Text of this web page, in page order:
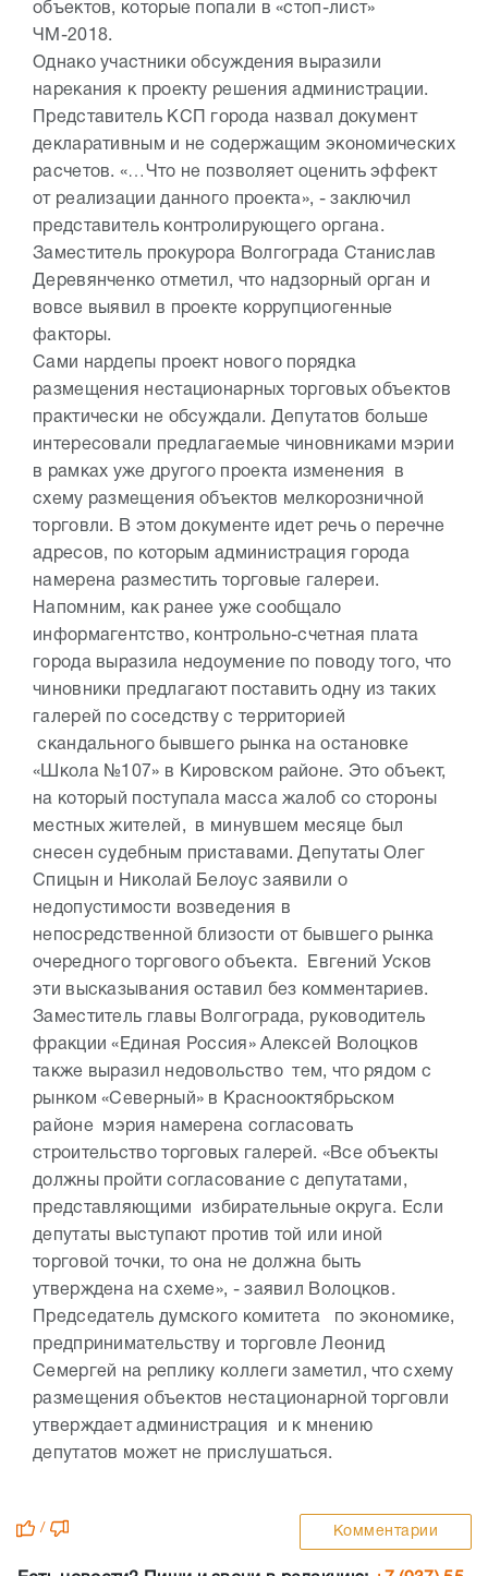
объектов, которые попали в «стоп-лист»
ЧМ-2018.
Однако участники обсуждения выразили
нарекания к проекту решения администрации.
Представитель КСП города назвал документ
декларативным и не содержащим экономических
расчетов. «…Что не позволяет оценить эффект
от реализации данного проекта», - заключил
представитель контролирующего органа.
Заместитель прокурора Волгограда Станислав
Деревянченко отметил, что надзорный орган и
вовсе выявил в проекте коррупциогенные
факторы.
Сами нардепы проект нового порядка
размещения нестационарных торговых объектов
практически не обсуждали. Депутатов больше
интересовали предлагаемые чиновниками мэрии
в рамках уже другого проекта изменения в
схему размещения объектов мелкорозничной
торговли. В этом документе идет речь о перечне
адресов, по которым администрация города
намерена разместить торговые галереи.
Напомним, как ранее уже сообщало
информагентство, контрольно-счетная плата
города выразила недоумение по поводу того, что
чиновники предлагают поставить одну из таких
галерей по соседству с территорией
скандального бывшего рынка на остановке
«Школа №107» в Кировском районе. Это объект,
на который поступала масса жалоб со стороны
местных жителей, в минувшем месяце был
снесен судебным приставами. Депутаты Олег
Спицын и Николай Белоус заявили о
недопустимости возведения в
непосредственной близости от бывшего рынка
очередного торгового объекта. Евгений Усков
эти высказывания оставил без комментариев.
Заместитель главы Волгограда, руководитель
фракции «Единая Россия» Алексей Волоцков
также выразил недовольство тем, что рядом с
рынком «Северный» в Краснооктябрьском
районе мэрия намерена согласовать
строительство торговых галерей. «Все объекты
должны пройти согласование с депутатами,
представляющими избирательные округа. Если
депутаты выступают против той или иной
торговой точки, то она не должна быть
утверждена на схеме», - заявил Волоцков.
Председатель думского комитета по экономике,
предпринимательству и торговле Леонид
Семергей на реплику коллеги заметил, что схему
размещения объектов нестационарной торговли
утверждает администрация и к мнению
депутатов может не прислушаться.
/ Комментарии